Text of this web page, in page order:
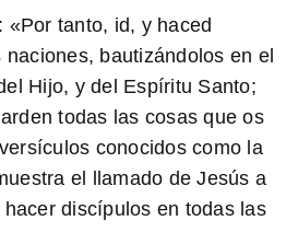
tanto, id, y haced
bautizándolos en el
Hijo, y del Espíritu Santo;
todas las cosas que os
conocidos como la
el llamado de Jesús a
discípulos en todas las